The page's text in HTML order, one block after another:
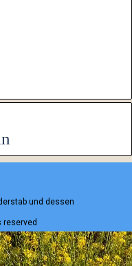
und dessen
reserved